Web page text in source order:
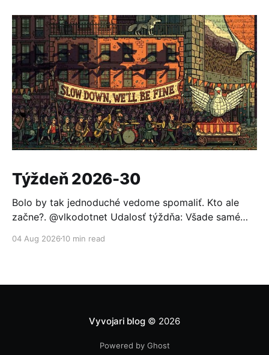
Týždeň 2026-30
Bolo by tak jednoduché vedome spomaliť. Kto ale
začne?. @vlkodotnet Udalosť týždňa: Všade samé
nabúrala do Hugging Face a ten sa nevedel brániť
bolo založenie aliancie za
04 Aug 2026 10 min read
Vyvojari blog© 2026
Powered by Ghost